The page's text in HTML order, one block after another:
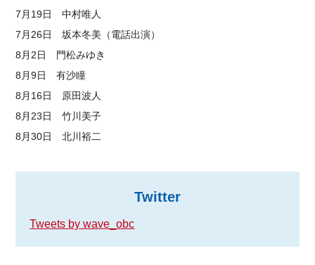
7月19日 中村唯人
7月26日 坂本冬美（電話出演）
8月2日 門松みゆき
8月9日 有沙瞳
8月16日 原田波人
8月23日 竹川美子
8月30日 北川裕二
Twitter
Tweets by wave_obc